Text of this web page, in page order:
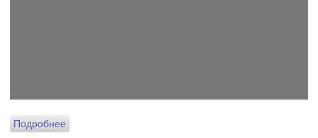
Подробнее